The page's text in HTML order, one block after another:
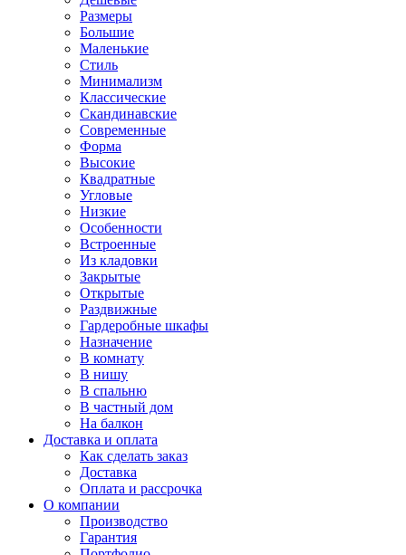
Размеры
Большие
Маленькие
Стиль
Минимализм
Классические
Скандинавские
Современные
Форма
Высокие
Квадратные
Угловые
Низкие
Особенности
Встроенные
Из кладовки
Закрытые
Открытые
Раздвижные
Гардеробные шкафы
Назначение
В комнату
В нишу
В спальню
В частный дом
На балкон
Доставка и оплата
Как сделать заказ
Доставка
Оплата и рассрочка
О компании
Производство
Гарантия